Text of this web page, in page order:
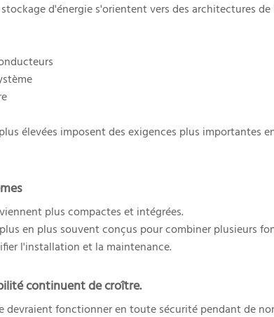
d'énergie s'orientent vers des architectures de
élevées imposent des exigences plus importantes
plus compactes et intégrées.
en plus souvent conçus pour combiner plusieurs
l'installation et la maintenance.
continuent de croître.
devraient fonctionner en toute sécurité pendant de